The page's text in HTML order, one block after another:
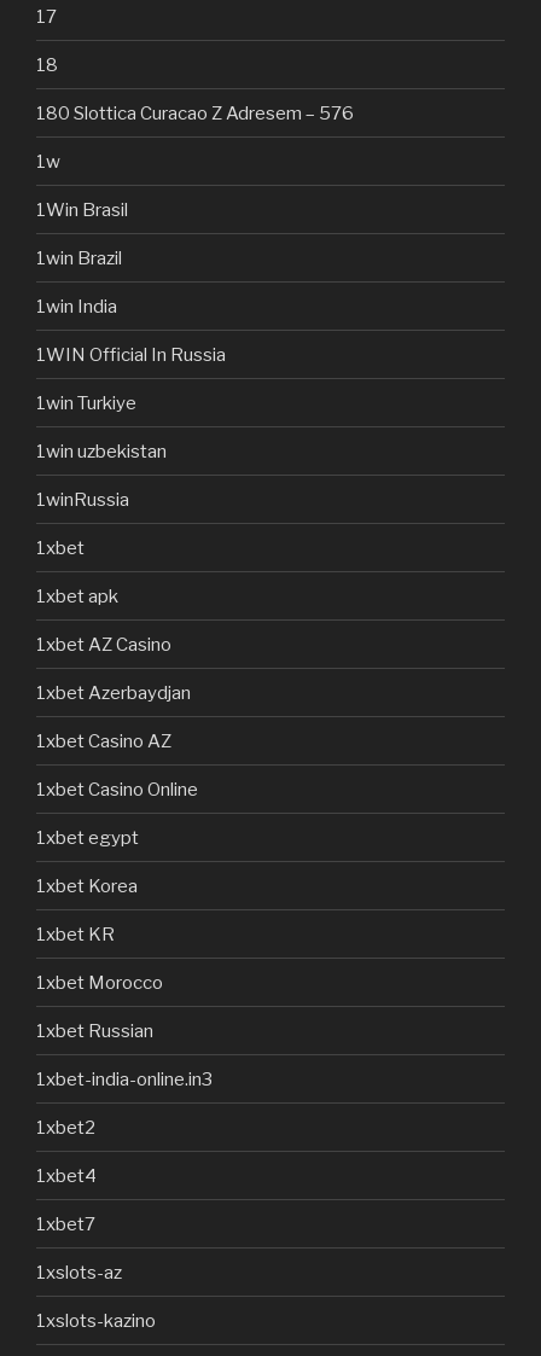
17
18
180 Slottica Curacao Z Adresem – 576
1w
1Win Brasil
1win Brazil
1win India
1WIN Official In Russia
1win Turkiye
1win uzbekistan
1winRussia
1xbet
1xbet apk
1xbet AZ Casino
1xbet Azerbaydjan
1xbet Casino AZ
1xbet Casino Online
1xbet egypt
1xbet Korea
1xbet KR
1xbet Morocco
1xbet Russian
1xbet-india-online.in3
1xbet2
1xbet4
1xbet7
1xslots-az
1xslots-kazino